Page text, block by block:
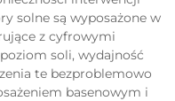
solne są wyposażone w
z cyfrowymi
soli, wydajność
te bezproblemowo
basenowym i